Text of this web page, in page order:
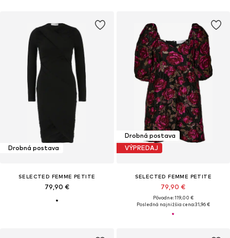
Drobná postava
SELECTED FEMME PETITE
79,90 €
Drobná postava
VÝPREDAJ
SELECTED FEMME PETITE
79,90 €
Pôvodne: 119,00 €
Posledná najnižšia cena:31,96 €